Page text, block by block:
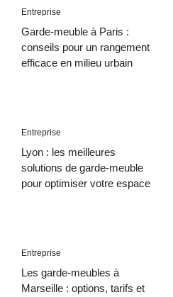
Entreprise
Garde-meuble à Paris :
conseils pour un rangement
efficace en milieu urbain
Entreprise
Lyon : les meilleures
solutions de garde-meuble
pour optimiser votre espace
Entreprise
Les garde-meubles à
Marseille : options, tarifs et